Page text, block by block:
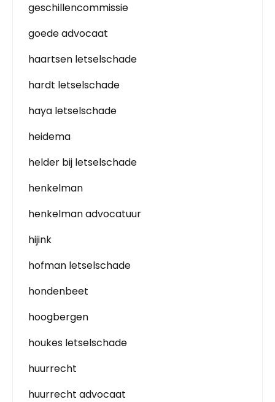
geschillencommissie
goede advocaat
haartsen letselschade
hardt letselschade
haya letselschade
heidema
helder bij letselschade
henkelman
henkelman advocatuur
hijink
hofman letselschade
hondenbeet
hoogbergen
houkes letselschade
huurrecht
huurrecht advocaat